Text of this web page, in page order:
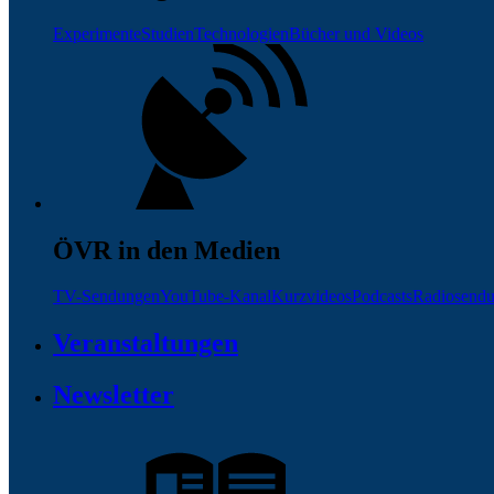
ExperimenteStudienTechnologienBücher und Videos
ÖVR in den Medien
TV-SendungenYouTube-KanalKurzvideosPodcasts
Veranstaltungen
Newsletter